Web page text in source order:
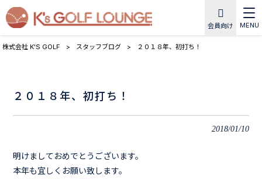
会員向け MENU
株式会社 K'S GOLF > スタッフブログ > ２０１８年、初打ち！
２０１８年、初打ち！
2018/01/10
明けましておめでとうございます。
本年も宜しくお願い致します。